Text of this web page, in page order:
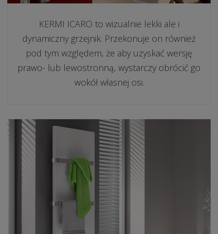
KERMI ICARO to wizualnie lekki ale i
dynamiczny grzejnik. Przekonuje on również
pod tym względem, że aby uzyskać wersję
prawo- lub lewostronną, wystarczy obrócić go
wokół własnej osi.